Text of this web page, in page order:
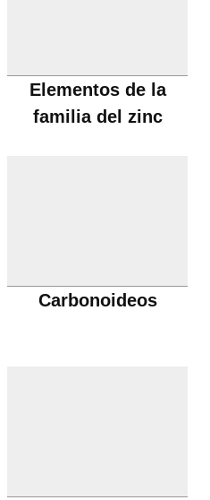
Elementos de la
familia del zinc
Carbonoideos